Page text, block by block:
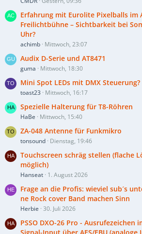
Erfahrung mit Eurolite Pixelballs im
Freilichtbühne – Sichtbarkeit bei
Uhr?
achimb Mittwoch, 23:07
Audix D-Serie und AT8471
guma Mittwoch, 18:30
Mini Spot LEDs mit DMX Steuerung?
toast23 Mittwoch, 16:17
Spezielle Halterung für T8-Röhren
HaBe Mittwoch, 15:40
ZA-048 Antenne für Funkmikro
tonsound Dienstag, 19:46
Touchscreen schräg stellen (flache
möglich)
Hanseat 1. August 2026
Frage an die Profis: wieviel sub´s
ne Rock cover Band machen Sinn
Herbie 30. Juli 2026
PSSO DXO-26 Pro - Ausrufezeichen